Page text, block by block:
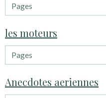
les moteurs
Anecdotes aeriennes